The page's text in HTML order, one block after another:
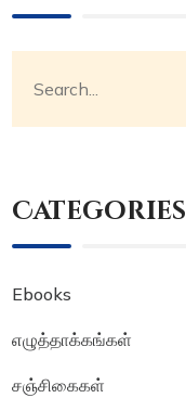
Categories
Ebooks
எழுத்தாக்கங்கள்
சஞ்சிகைகள்